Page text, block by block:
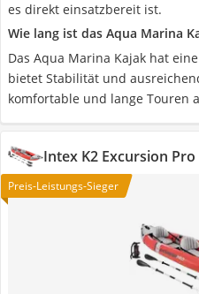
es direkt einsatzbereit ist.
Wie lang ist das Aqua Marina
Das Aqua Marina Kajak hat
bietet Stabilität und
komfortable und lange Touren
Intex K2 Excursion Pro
Preis-Leistungs-Sieger